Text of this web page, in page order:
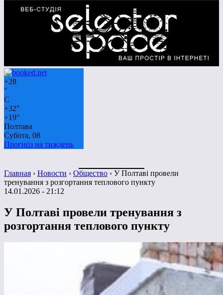
+28
°
C
+32°
+19°
Полтава
Субота, 08
Прогноз на тиждень
Главная › Новости › Общество › У Полтаві провели
тренування з розгортання теплового пункту
14.01.2026 - 21:12
У Полтаві провели тренування з
розгортання теплового пункту